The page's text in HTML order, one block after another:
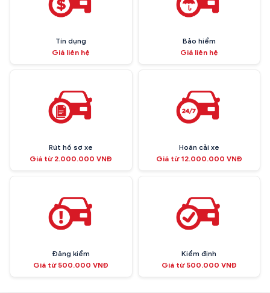
Tín dụng
Giá liên hệ
Bảo hiểm
Giá liên hệ
Rút hồ sơ xe
Giá từ 2.000.000 VNĐ
Hoán cải xe
Giá từ 12.000.000 VNĐ
Đăng kiểm
Giá từ 500.000 VNĐ
Kiểm định
Giá từ 500.000 VNĐ